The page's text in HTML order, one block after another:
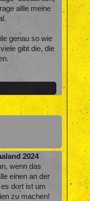
allle meine
genau so wie
gibt die, die
2024
wenn das
einen an der
dort ist um
zu machen!